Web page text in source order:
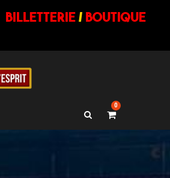
billetterie/ BOUTIQUE
0